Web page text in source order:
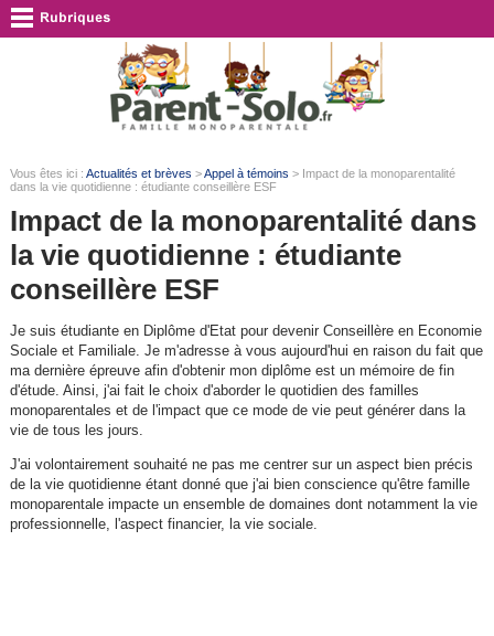
Vous êtes ici : Actualités et brèves >Appel à témoins > Impact de la monoparentalité
dans la vie quotidienne : étudiante conseillère ESF
Impact de la monoparentalité dans
la vie quotidienne : étudiante
conseillère ESF
Je suis étudiante en Diplôme d'Etat pour devenir Conseillère en Economie
Sociale et Familiale. Je m'adresse à vous aujourd'hui en raison du fait que
ma dernière épreuve afin d'obtenir mon diplôme est un mémoire de fin
d'étude. Ainsi, j'ai fait le choix d'aborder le quotidien des familles
monoparentales et de l'impact que ce mode de vie peut générer dans la
vie de tous les jours.
J'ai volontairement souhaité ne pas me centrer sur un aspect bien précis
de la vie quotidienne étant donné que j'ai bien conscience qu'être famille
monoparentale impacte un ensemble de domaines dont notamment la vie
professionnelle, l'aspect financier, la vie sociale.